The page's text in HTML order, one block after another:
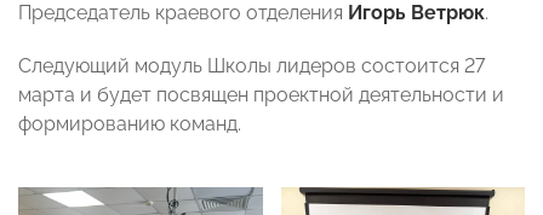
Председатель краевого отделения Игорь Ветрюк.
Следующий модуль Школы лидеров состоится 27
марта и будет посвящен проектной деятельности и
формированию команд.